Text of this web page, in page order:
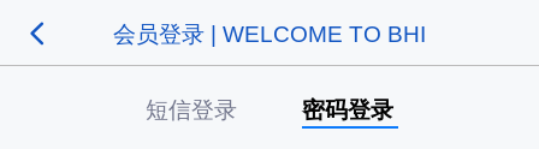
会员登录 | WELCOME TO BHI
短信登录 密码登录